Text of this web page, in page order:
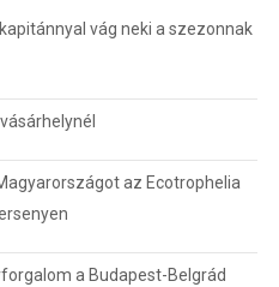
vág neki a szezonnak
az Ecotrophelia
a Budapest-Belgrád